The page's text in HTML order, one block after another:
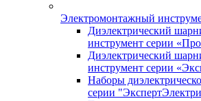
Электромонтажный
Диэлектрический
инструмент серии
Диэлектрический
инструмент серии
Наборы
серии